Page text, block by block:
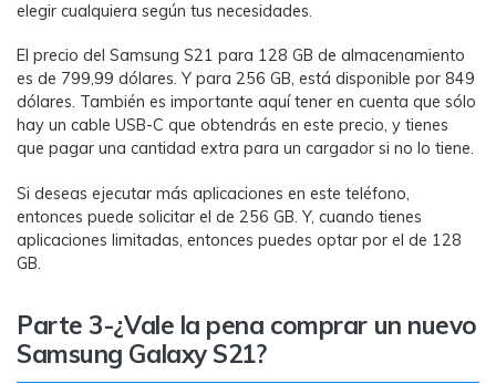
elegir cualquiera según tus necesidades.
El precio del Samsung S21 para 128 GB de almacenamiento
es de 799,99 dólares. Y para 256 GB, está disponible por 849
dólares. También es importante aquí tener en cuenta que sólo
hay un cable USB-C que obtendrás en este precio, y tienes
que pagar una cantidad extra para un cargador si no lo tiene.
Si deseas ejecutar más aplicaciones en este teléfono,
entonces puede solicitar el de 256 GB. Y, cuando tienes
aplicaciones limitadas, entonces puedes optar por el de 128
GB.
Parte 3-¿Vale la pena comprar un nuevo
Samsung Galaxy S21?